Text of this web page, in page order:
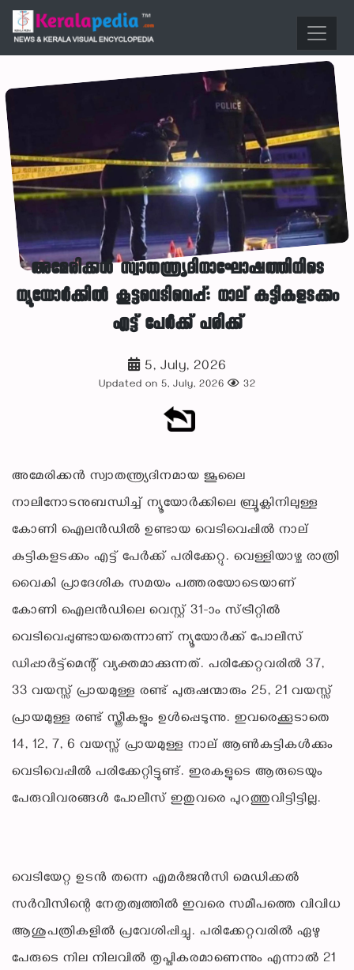
അമേരിക്കൻ സ്വാതന്ത്ര്യദിനാഘോഷത്തിനിടെ
ന്യൂയോർക്കിൽ കൂട്ടവെടിവെപ്പ്: നാല് കുട്ടികളടക്കം
എട്ട് പേർക്ക് പരിക്ക്
5, July, 2026
Updated on 5, July, 2026 32
അമേരിക്കൻ സ്വാതന്ത്ര്യദിനമായ ജൂലൈ
നാലിനോടനുബന്ധിച്ച് ന്യൂയോർക്കിലെ ബ്രൂക്ലിനിലുള്ള
കോണി ഐലൻഡിൽ ഉണ്ടായ വെടിവെപ്പിൽ നാല്
കുട്ടികളടക്കം എട്ട് പേർക്ക് പരിക്കേറ്റു. വെള്ളിയാഴ്ച രാത്രി
വൈകി പ്രാദേശിക സമയം പത്തരയോടെയാണ്
കോണി ഐലൻഡിലെ വെസ്റ്റ് 31-ാം സ്ട്രീറ്റിൽ
വെടിവെപ്പുണ്ടായതെന്നാണ് ന്യൂയോർക്ക് പോലീസ്
ഡിപ്പാർട്ട്മെന്റ് വ്യക്തമാക്കുന്നത്. പരിക്കേറ്റവരിൽ 37,
33 വയസ്സ് പ്രായമുള്ള രണ്ട് പുരുഷന്മാരും 25, 21 വയസ്സ്
പ്രായമുള്ള രണ്ട് സ്ത്രീകളും ഉൾപ്പെടുന്നു. ഇവരെക്കൂടാതെ
14, 12, 7, 6 വയസ്സ് പ്രായമുള്ള നാല് ആൺകുട്ടികൾക്കും
വെടിവെപ്പിൽ പരിക്കേറ്റിട്ടുണ്ട്. ഇരകളുടെ ആരുടെയും
പേരുവിവരങ്ങൾ പോലീസ് ഇതുവരെ പുറത്തുവിട്ടിട്ടില്ല.
വെടിയേറ്റ ഉടൻ തന്നെ എമർജൻസി മെഡിക്കൽ
സർവീസിന്റെ നേതൃത്വത്തിൽ ഇവരെ സമീപത്തെ വിവിധ
ആശുപത്രികളിൽ പ്രവേശിപ്പിച്ചു. പരിക്കേറ്റവരിൽ ഏഴു
പേരുടെ നില നിലവിൽ തൃപ്തികരമാണെന്നും എന്നാൽ 21